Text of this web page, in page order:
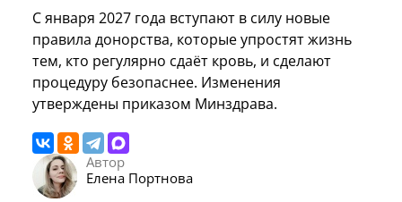
С января 2027 года вступают в силу новые
правила донорства, которые упростят жизнь
тем, кто регулярно сдаёт кровь, и сделают
процедуру безопаснее. Изменения
утверждены приказом Минздрава.
Автор
Елена Портнова